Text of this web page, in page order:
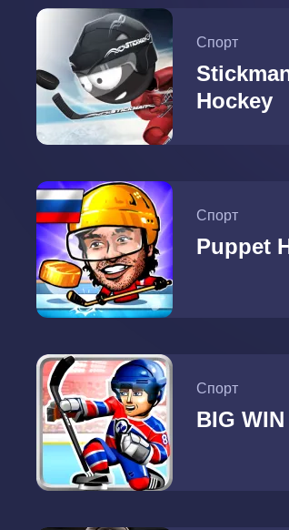
Спорт
Hockey
Спорт
Puppet
Спорт
BIG